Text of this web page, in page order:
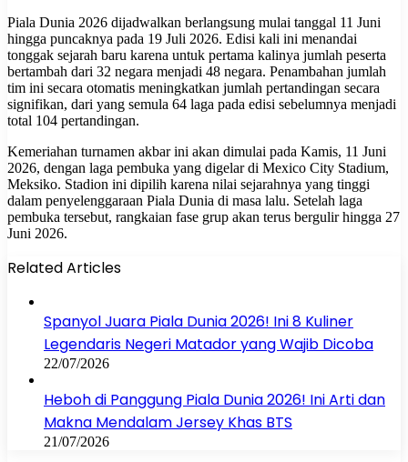
Piala Dunia 2026 dijadwalkan berlangsung mulai tanggal 11 Juni
hingga puncaknya pada 19 Juli 2026. Edisi kali ini menandai
tonggak sejarah baru karena untuk pertama kalinya jumlah peserta
bertambah dari 32 negara menjadi 48 negara. Penambahan jumlah
tim ini secara otomatis meningkatkan jumlah pertandingan secara
signifikan, dari yang semula 64 laga pada edisi sebelumnya menjadi
total 104 pertandingan.
Kemeriahan turnamen akbar ini akan dimulai pada Kamis, 11 Juni
2026, dengan laga pembuka yang digelar di Mexico City Stadium,
Meksiko. Stadion ini dipilih karena nilai sejarahnya yang tinggi
dalam penyelenggaraan Piala Dunia di masa lalu. Setelah laga
pembuka tersebut, rangkaian fase grup akan terus bergulir hingga 27
Juni 2026.
Related Articles
Spanyol Juara Piala Dunia 2026! Ini 8 Kuliner
Legendaris Negeri Matador yang Wajib Dicoba
22/07/2026
Heboh di Panggung Piala Dunia 2026! Ini Arti dan
Makna Mendalam Jersey Khas BTS
21/07/2026